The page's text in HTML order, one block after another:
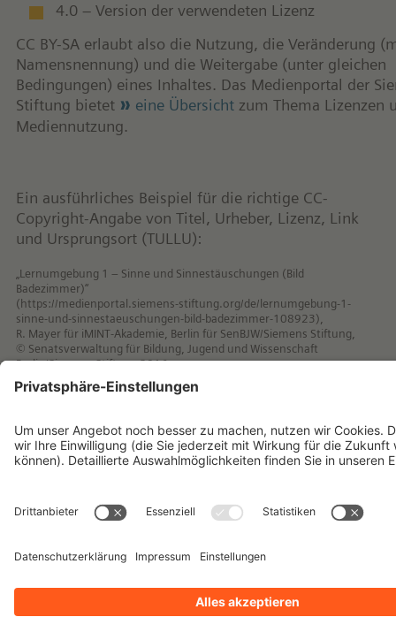
4.0 – Version der verwendeten Lizenz
CC BY-SA erlaubt also die Nutzung, die Veränderung
Namensnennung) und die Weitergabe (unter gleichen
Bedingungen) eines Inhaltes. Das Medienportal der
Stiftung bietet
eine Übersichtzum Thema Lizenzen
Mediennutzung.
Ein ausführliches Beispiel für die richtige CC-
Copyright-Angabe von Titel, Urheber, Lizenz, Link
und Ursprungsort (TULLU):
„Lernumgebung 1 – Sinne und Sinnestäuschungen (Bild
Badezimmer)“
(https://medienportal.siemens-stiftung.org/de/lernumgebung-1-
sinne-und-sinnestaeuschungen-bild-badezimmer-108923),
R. Mayer für iMINT-Akademie, Berlin für SenBJW/Siemens Stiftung,
© Senatsverwaltung für Bildung, Jugend und Wissenschaft
Berlin/Siemens Stiftung 2016,
lizenziert unter CC BY-SA 4.0 international (Lizenztext siehe
https://creativecommons.org/licenses/by-sa/4.0/legalcode.de)